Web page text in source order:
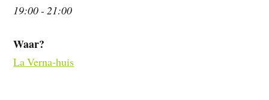
19:00 - 21:00
Waar?
La Verna-huis